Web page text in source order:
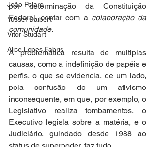
João Polaro
Yussef Daibert
Vitor Studart
Alice Lopes Fabris
por determinação da Constituição
Federal, contar com a colaboração da
comunidade.
A problemática resulta de múltiplas
causas, como a indefinição de papéis e
perfis, o que se evidencia, de um lado,
pela confusão de um ativismo
inconsequente, em que, por exemplo, o
Legislativo realiza tombamentos, o
Executivo legisla sobre a matéria, e o
Judiciário, guindado desde 1988 ao